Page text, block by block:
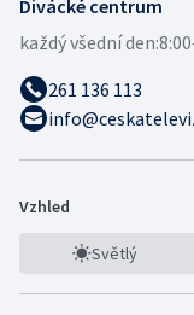
Divácké centrum
každý všední den:
261 136 113
Vzhled
Světlý